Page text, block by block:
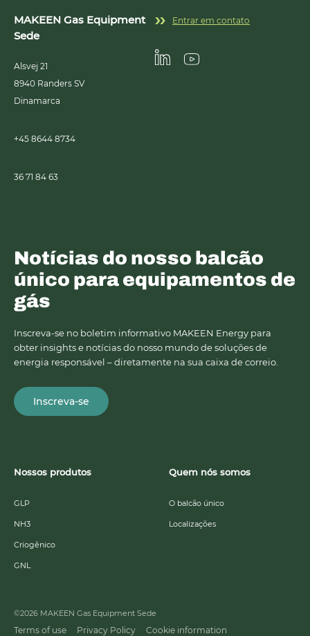
MAKEEN Gas Equipment
Sede
Alsvej 21
8940 Randers SV
Dinamarca
+45 8644 8734
36 71 84 63
Entrar em contato
Nossos produtos
GLP
NH3
Criogênico
GNL
Quem nós somos
O balcão único
Localizações
Notícias do nosso balcão
único para equipamentos de
gás
Inscreva-se no boletim informativo MAKEEN Energy para
obter insights e notícias do nosso mundo de soluções de
energia responsável – diretamente na sua caixa de correio.
Inscreva-se
©2026 MAKEEN Gas Equipment Sede
Terms of use Privacy Policy Cookie information